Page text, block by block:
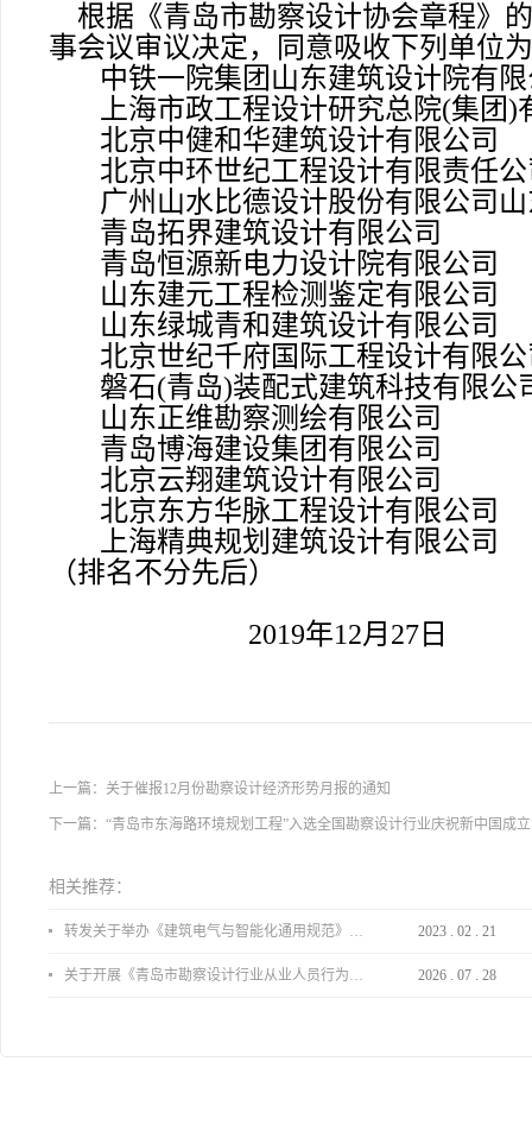
根据《青岛市勘察设计协会章程》
事会议审议决定，同意吸收下列单位
中铁一院集团山东建筑设计院有
上海市政工程设计研究总院(集团)
北京中健和华建筑设计有限公司
北京中环世纪工程设计有限责任
广州山水比德设计股份有限公司
青岛拓界建筑设计有限公司
青岛恒源新电力设计院有限公司
山东建元工程检测鉴定有限公司
山东绿城青和建筑设计有限公司
北京世纪千府国际工程设计有限
磐石(青岛)装配式建筑科技有限公
山东正维勘察测绘有限公司
青岛博海建设集团有限公司
北京云翔建筑设计有限公司
北京东方华脉工程设计有限公司
上海精典规划建筑设计有限公司
（排名不分先后）
2019年12月27日
上一篇： 关于催报12月份勘察设计经济形势月报的通知
下一篇： “青岛市东海路环境规划工程”入选全国勘察设计行业庆祝新中国成
相关推荐：
转发关于举办《建筑电气与智能化通用规范》 GB55024-2022公益宣贯的通知 2023 . 02 . 21
关于开展《青岛市勘察设计行业从业人员行为导则》、《青岛市住宅工程设计审查品质提升指引（2026版）》宣贯活动的通知 2026 . 07 . 28